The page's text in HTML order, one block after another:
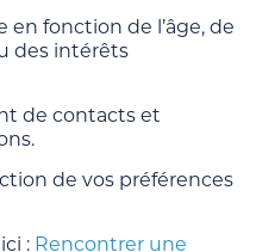
en fonction de l’âge, de
des intérêts
de contacts et
de vos préférences
: Rencontrer une